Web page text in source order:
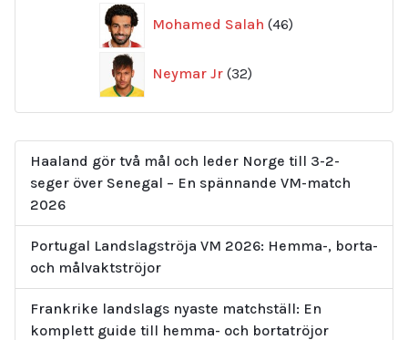
Mohamed Salah 46
produkter
Neymar Jr 32
produkter
Haaland gör två mål och leder Norge till 3-2-
seger över Senegal – En spännande VM-match
2026
Portugal Landslagströja VM 2026: Hemma-, borta-
och målvaktströjor
Frankrike landslags nyaste matchställ: En
komplett guide till hemma- och bortatröjor